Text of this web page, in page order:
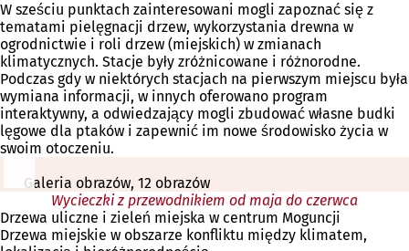
W sześciu punktach zainteresowani mogli zapoznać się z
tematami pielęgnacji drzew, wykorzystania drewna w
ogrodnictwie i roli drzew (miejskich) w zmianach
klimatycznych. Stacje były zróżnicowane i różnorodne.
Podczas gdy w niektórych stacjach na pierwszym miejscu była
wymiana informacji, w innych oferowano program
interaktywny, a odwiedzający mogli zbudować własne budki
lęgowe dla ptaków i zapewnić im nowe środowisko życia w
swoim otoczeniu.
Galeria obrazów, 12 obrazów
Wycieczki z przewodnikiem od maja do czerwca
Drzewa uliczne i zieleń miejska w centrum Moguncji
Drzewa miejskie w obszarze konfliktu między klimatem,